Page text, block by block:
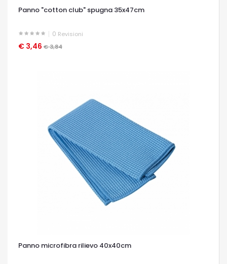
Panno "cotton club" spugna 35x47cm
0 Revisioni
€ 3,46 € 3,84
OCCHIATA VELOCE
Panno microfibra rilievo 40x40cm